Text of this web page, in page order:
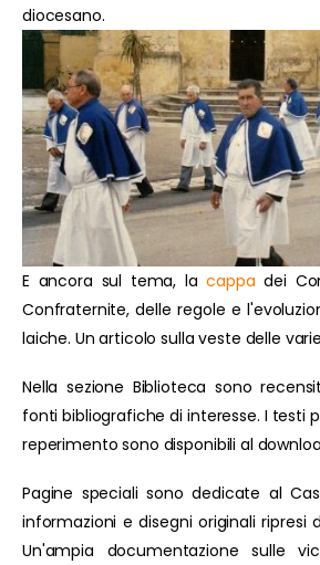
diocesano.
E ancora sul tema, lacappa dei
Confraternite, delle regole e
laiche. Un articolo sulla veste delle
Nella sezione Biblioteca sono
fonti bibliografiche di interesse. I testi
reperimento sono disponibili al
Pagine speciali sono dedicate al
informazioni e disegni originali ripresi
Un'ampia documentazione sulle